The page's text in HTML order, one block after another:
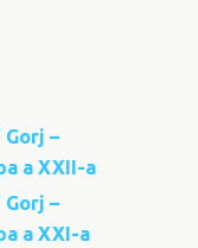
Gorj –
a XXII-a
Gorj –
a XXI-a